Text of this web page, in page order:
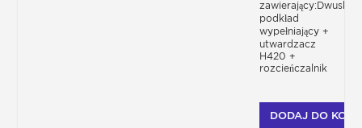
podkład
wypełniający +
utwardzacz
H420 +
rozcieńczalnik
DODAJ DO